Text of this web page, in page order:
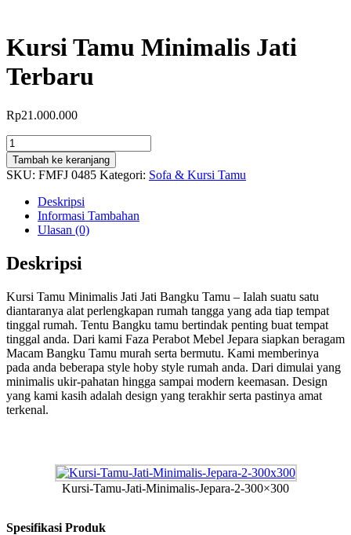
Kursi Tamu Minimalis Jati
Terbaru
Rp21.000.000
Kuantitas
Kursi
Tamu
Minimalis
Terbaru
Tambah ke keranjang
SKU: FMFJ 0485 Kategori: Sofa & Kursi Tamu
Deskripsi
Informasi Tambahan
Ulasan (0)
Deskripsi
Kursi Tamu Minimalis Jati Jati Bangku Tamu – Ialah suatu satu
diantaranya alat perlengkapan rumah tangga yang ada tiap tempat
tinggal rumah. Tentu Bangku tamu bertindak penting buat tempat
tinggal anda. Dari kami Faza Perabot Mebel Jepara siapkan beragam
Macam Bangku Tamu murah serta bermutu. Kami memberinya
pada anda beberapa style hoby style rumah anda. Dari dimulai yang
minimalis ukir-pahatan hingga sampai modern keemasan. Design
yang kami kasih adalah design yang terakhir serta pastinya amat
terkenal.
Kursi-Tamu-Jati-Minimalis-Jepara-2-300×300
Spesifikasi Produk